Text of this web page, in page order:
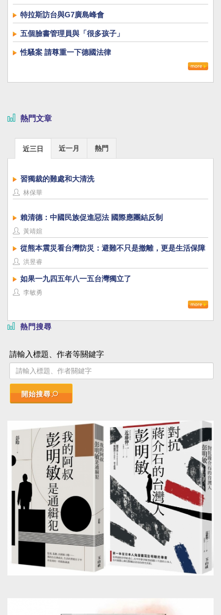
特拉斯訪台與G7廣島峰會
五個臉書管理員與「很多孩子」
性騷案 請尊重一下德國法律
熱門文章
近三日 近一月 熱門
習獨裁的難處和大清洗
林保華
賴清德：中國民族促進惡法 國際應團結反制
黃靖媗
從熊本震災看台灣防災：避難不只是撤離，更是生活保障
洪昱睿
如果一九四五年八一五台灣獨立了
李敏勇
熱門搜尋
請輸入標題、作者等關鍵字
開始搜尋